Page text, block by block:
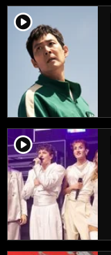
player2
player2